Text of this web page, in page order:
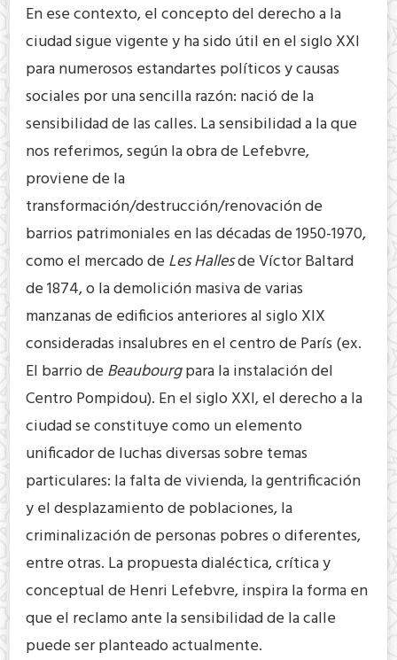
En ese contexto, el concepto del derecho a la
ciudad sigue vigente y ha sido útil en el siglo XXI
para numerosos estandartes políticos y causas
sociales por una sencilla razón: nació de la
sensibilidad de las calles. La sensibilidad a la que
nos referimos, según la obra de Lefebvre,
proviene de la
transformación/destrucción/renovación de
barrios patrimoniales en las décadas de 1950-1970,
como el mercado de Les Hallesde Víctor Baltard
de 1874, o la demolición masiva de varias
manzanas de edificios anteriores al siglo XIX
consideradas insalubres en el centro de París (ex.
El barrio de Beaubourgpara la instalación del
Centro Pompidou). En el siglo XXI, el derecho a la
ciudad se constituye como un elemento
unificador de luchas diversas sobre temas
particulares: la falta de vivienda, la gentrificación
y el desplazamiento de poblaciones, la
criminalización de personas pobres o diferentes,
entre otras. La propuesta dialéctica, crítica y
conceptual de Henri Lefebvre, inspira la forma en
que el reclamo ante la sensibilidad de la calle
puede ser planteado actualmente.